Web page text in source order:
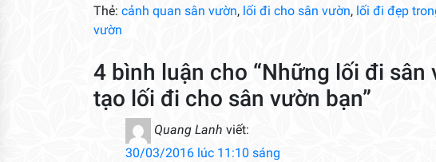
Thẻ: cảnh quan sân vườn, lối đi cho sân vườn, lối đi đẹp
vườn
4 bình luận cho “Những lối đi
tạo lối đi cho sân vườn bạn”
Quang Lanh viết:
30/03/2016 lúc 11:10 sáng